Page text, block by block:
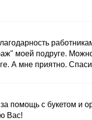
моей подруге.
А мне приятно.
помощь с букетом и
Вас!